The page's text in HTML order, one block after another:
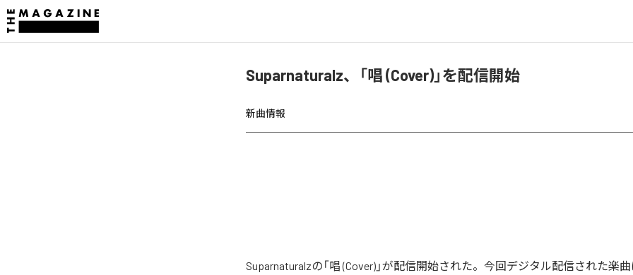
Suparnaturalz、「唱 (Cover)」を配信開始
新曲情報
Suparnaturalzの「唱 (Cover)」が配信開始された。今回デジタル配信された楽曲